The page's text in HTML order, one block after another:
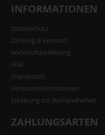
INFORMATIONEN
Datenschutz
Zahlung & Versand
Widerrufsbelehrung
AGB
Impressum
Versandinformationen
Erklärung zur Barrierefreiheit
ZAHLUNGSARTEN